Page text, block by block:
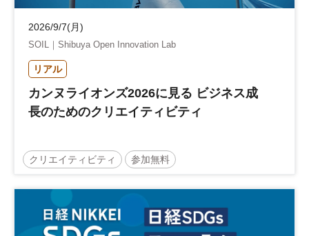
2026/9/7(月)
SOIL｜Shibuya Open Innovation Lab
リアル
カンヌライオンズ2026に見る ビジネス成
長のためのクリエイティビティ
クリエイティビティ 参加無料